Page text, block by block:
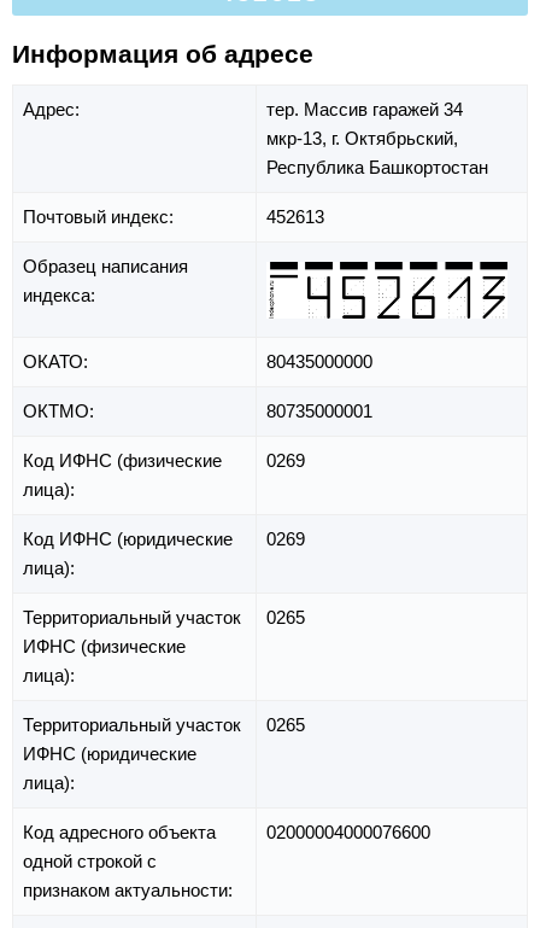
Информация об адресе
Адрес:
тер. Массив гаражей 34
мкр-13, г. Октябрьский,
Республика Башкортостан
Почтовый индекс: 452613
Образец написания
индекса:
ОКАТО: 80435000000
ОКТМО: 80735000001
Код ИФНС (физические
лица):
0269
Код ИФНС (юридические
лица):
0269
Территориальный участок
ИФНС (физические
лица):
0265
Территориальный участок
ИФНС (юридические
лица):
0265
Код адресного объекта
одной строкой с
признаком актуальности:
02000004000076600